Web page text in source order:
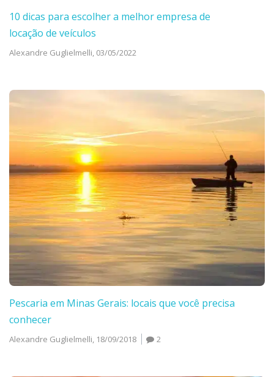
10 dicas para escolher a melhor empresa de
locação de veículos
Alexandre Guglielmelli, 03/05/2022
Pescaria em Minas Gerais: locais que você precisa
conhecer
Alexandre Guglielmelli, 18/09/2018 2